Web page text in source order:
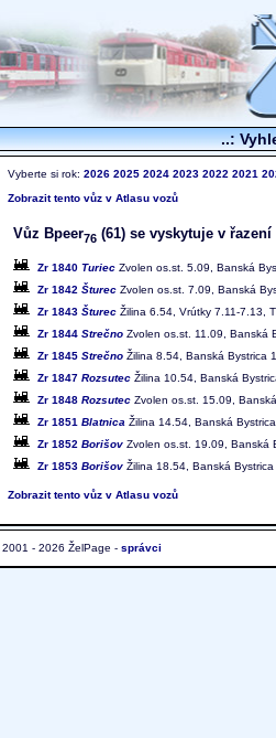
..:
Vyberte si rok: 2026 2025 2024 2023 2022 2021
Zobrazit tento vůz v Atlasu vozů
Vůz Bpeer76 (61) se vyskytuje v
Zr 1840 Turiec Zvolen os.st. 5.09, Banská
Zr 1842 Šturec Zvolen os.st. 7.09, Banská
Zr 1843 Šturec Žilina 6.54, Vrútky 7.11-7.13,
Zr 1844 Strečno Zvolen os.st. 11.09, Banská
Zr 1845 Strečno Žilina 8.54, Banská Bystrica
Zr 1847 Rozsutec Žilina 10.54, Banská
Zr 1848 Rozsutec Zvolen os.st. 15.09,
Zr 1851 Blatnica Žilina 14.54, Banská
Zr 1852 Borišov Zvolen os.st. 19.09, Banská
Zr 1853 Borišov Žilina 18.54, Banská
Zobrazit tento vůz v Atlasu vozů
- 2026 ŽelPage - správci